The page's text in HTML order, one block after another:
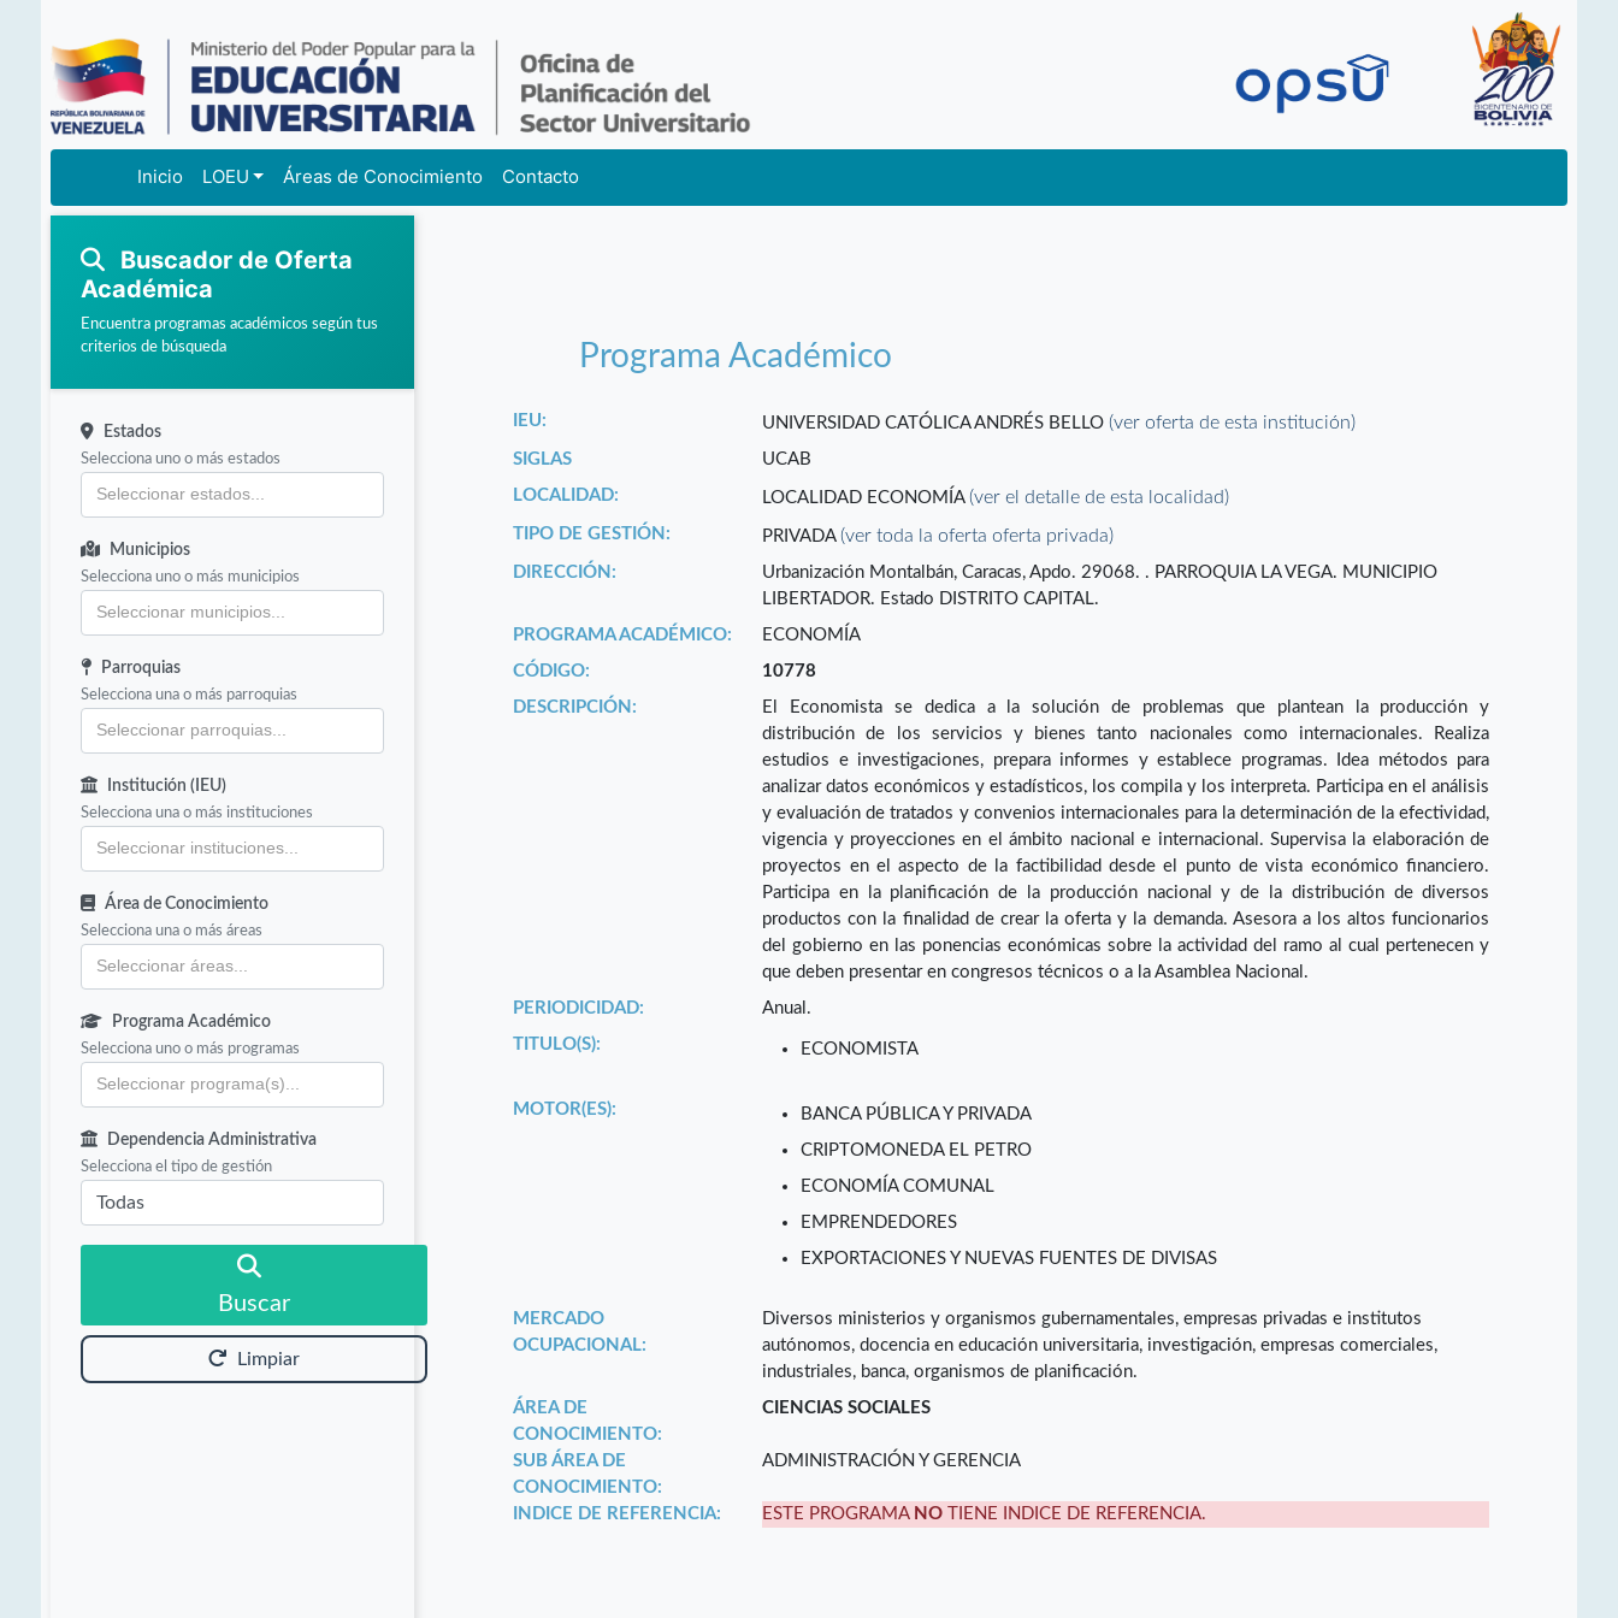
Inicio LOEU Áreas de Conocimiento Contacto
Buscador de Oferta
Académica
Encuentra programas académicos según tus
criterios de búsqueda
Estados
Selecciona uno o más estados
Municipios
Selecciona uno o más municipios
Parroquias
Selecciona una o más parroquias
Institución (IEU)
Selecciona una o más instituciones
Área de Conocimiento
Selecciona una o más áreas
Programa Académico
Selecciona uno o más programas
Dependencia Administrativa
Selecciona el tipo de gestión
Buscar
Limpiar
Programa Académico
IEU: UNIVERSIDAD CATÓLICA ANDRÉS BELLO(ver oferta de esta institución)
SIGLAS
UCAB
LOCALIDAD:
LOCALIDAD ECONOMÍA(ver el detalle de esta localidad)
TIPO DE GESTIÓN: PRIVADA(ver toda la oferta oferta privada)
DIRECCIÓN:
Urbanización Montalbán, Caracas, Apdo. 29068. . PARROQUIA LA VEGA. MUNICIPIO
LIBERTADOR. Estado DISTRITO CAPITAL.
PROGRAMA ACADÉMICO:
ECONOMÍA
CÓDIGO:
10778
DESCRIPCIÓN:
El Economista se dedica a la solución de problemas que plantean la producción y
distribución de los servicios y bienes tanto nacionales como internacionales. Realiza
estudios e investigaciones, prepara informes y establece programas. Idea métodos para
analizar datos económicos y estadísticos, los compila y los interpreta. Participa en el análisis
y evaluación de tratados y convenios internacionales para la determinación de la efectividad,
vigencia y proyecciones en el ámbito nacional e internacional. Supervisa la elaboración de
proyectos en el aspecto de la factibilidad desde el punto de vista económico financiero.
Participa en la planificación de la producción nacional y de la distribución de diversos
productos con la finalidad de crear la oferta y la demanda. Asesora a los altos funcionarios
del gobierno en las ponencias económicas sobre la actividad del ramo al cual pertenecen y
que deben presentar en congresos técnicos o a la Asamblea Nacional.
PERIODICIDAD:
Anual.
TITULO(S):
ECONOMISTA
MOTOR(ES):
BANCA PÚBLICA Y PRIVADA
CRIPTOMONEDA EL PETRO
ECONOMÍA COMUNAL
EMPRENDEDORES
EXPORTACIONES Y NUEVAS FUENTES DE DIVISAS
MERCADO
OCUPACIONAL:
Diversos ministerios y organismos gubernamentales, empresas privadas e institutos
autónomos, docencia en educación universitaria, investigación, empresas comerciales,
industriales, banca, organismos de planificación.
ÁREA DE
CONOCIMIENTO:
CIENCIAS SOCIALES
SUB ÁREA DE
CONOCIMIENTO:
ADMINISTRACIÓN Y GERENCIA
INDICE DE REFERENCIA: ESTE PROGRAMA NO TIENE INDICE DE REFERENCIA.